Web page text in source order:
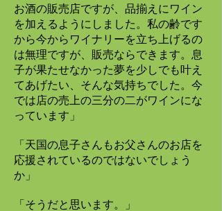
お酒の販売店ですが、品揃えにワイン
を加えるようにしました。私の齢です
から今からワイナリーを立ち上げるの
は無理ですが、販売ならできます。息
子が果たせなかった夢を少しでも叶え
てあげたい、そんな気持ちでした。今
では店の売上の三分の二がワインにな
っています」
「天国の息子さんもお父さんのお店を
応援されているのではないでしょう
か」
「そうだと思います。」